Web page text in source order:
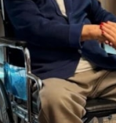
İmamoğlu’nun
eski CHP Genel
ederek geçmiş